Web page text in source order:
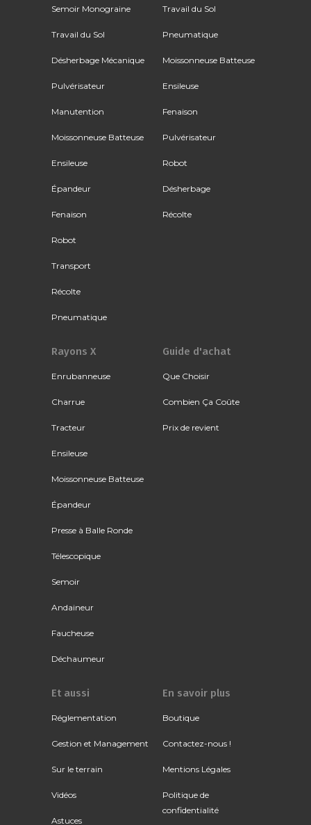
Semoir Monograine
Travail du Sol
Désherbage Mécanique
Pulvérisateur
Manutention
Moissonneuse Batteuse
Ensileuse
Épandeur
Fenaison
Robot
Transport
Récolte
Pneumatique
Travail du Sol
Pneumatique
Moissonneuse Batteuse
Ensileuse
Fenaison
Pulvérisateur
Robot
Désherbage
Récolte
Rayons X
Enrubanneuse
Charrue
Tracteur
Ensileuse
Moissonneuse Batteuse
Épandeur
Presse à Balle Ronde
Télescopique
Semoir
Andaineur
Faucheuse
Déchaumeur
Guide d'achat
Que Choisir
Combien Ça Coûte
Prix de revient
Et aussi
Réglementation
Gestion et Management
Sur le terrain
Vidéos
Astuces
En savoir plus
Boutique
Contactez-nous !
Mentions Légales
Politique de
confidentialité